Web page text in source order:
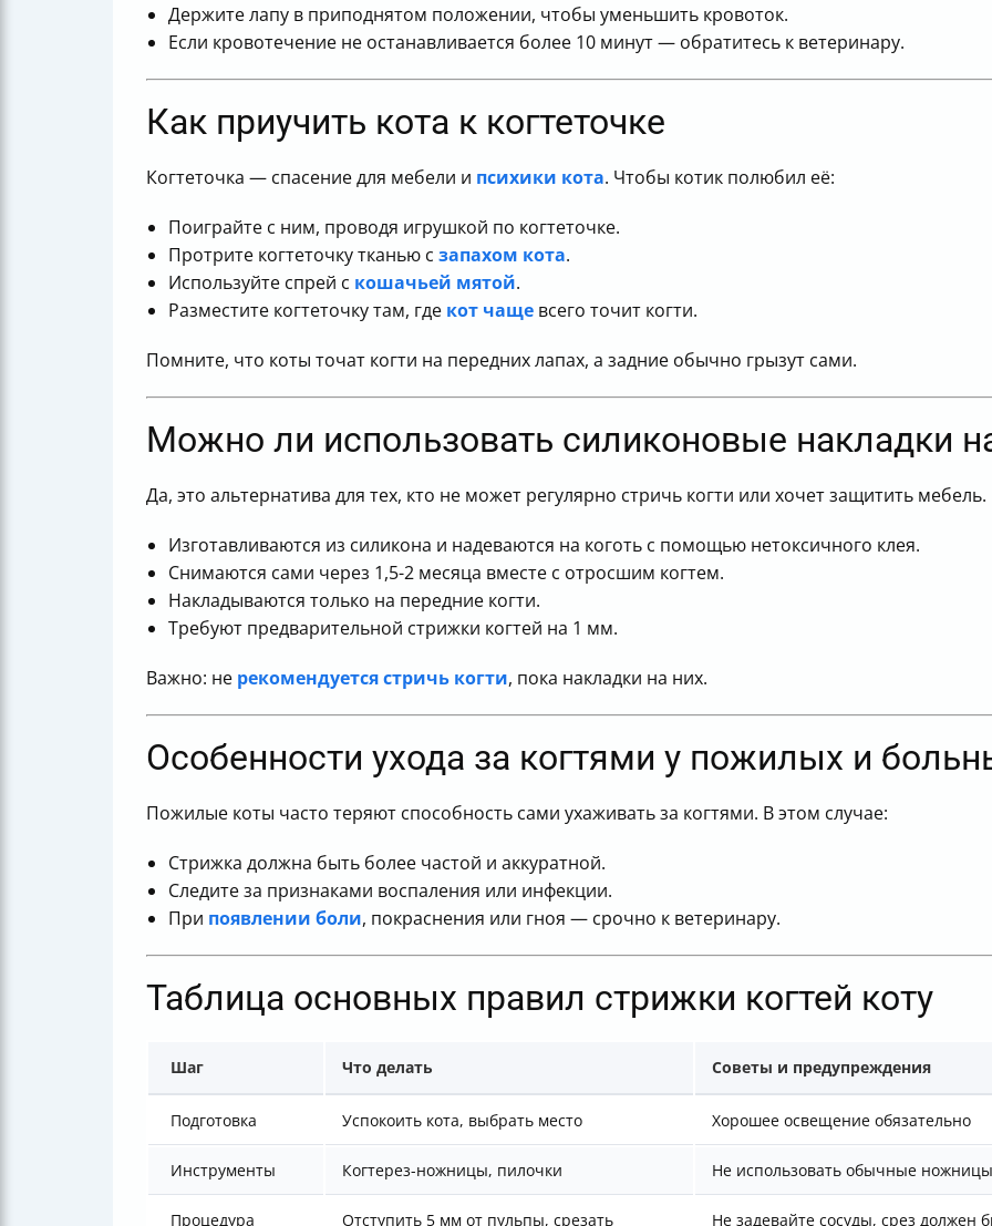
Держите лапу в приподнятом положении, чтобы уменьшить кровоток.
Если кровотечение не останавливается более 10 минут — обратитесь к ветеринару.
Как приучить кота к когтеточке
Когтеточка — спасение для мебели и психики кота. Чтобы котик полюбил её:
Поиграйте с ним, проводя игрушкой по когтеточке.
Протрите когтеточку тканью с запахом кота.
Используйте спрей с кошачьей мятой.
Разместите когтеточку там, где кот чаще всего точит когти.
Помните, что коты точат когти на передних лапах, а задние обычно грызут сами.
Можно ли использовать силиконовые накладки
Да, это альтернатива для тех, кто не может регулярно стричь когти или хочет защитить
Изготавливаются из силикона и надеваются на коготь с помощью нетоксичного клея.
Снимаются сами через 1,5-2 месяца вместе с отросшим когтем.
Накладываются только на передние когти.
Требуют предварительной стрижки когтей на 1 мм.
Важно: не рекомендуется стричь когти, пока накладки на них.
Особенности ухода за когтями у пожилых и
Пожилые коты часто теряют способность сами ухаживать за когтями. В этом случае:
Стрижка должна быть более частой и аккуратной.
Следите за признаками воспаления или инфекции.
При появлении боли, покраснения или гноя — срочно к ветеринару.
Таблица основных правил стрижки когтей коту
Шаг Что делать Советы и предупреждения
Подготовка Успокоить кота, выбрать место Хорошее освещение обязательно
Инструменты Когтерез-ножницы, пилочки Не использовать обычные ножницы
Процедура Отступить 5 мм от пульпы, срезать Не задевайте сосуды, срез должен